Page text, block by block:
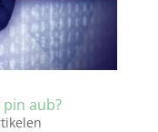
aub?